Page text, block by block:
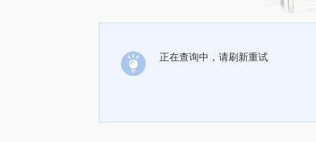
正在查询中，请刷新重试